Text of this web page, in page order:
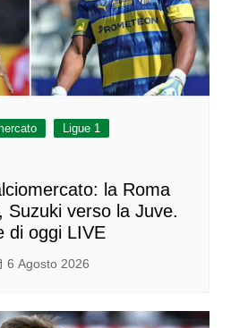
Ligue 1
la Roma
Suzuki verso la Juve.
di oggi LIVE
6 Agosto 2026